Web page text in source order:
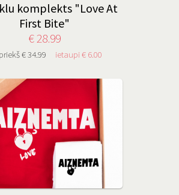
komplekts "Love At
First Bite"
€ 28.99
€ 34.99 ietaupi € 6.00